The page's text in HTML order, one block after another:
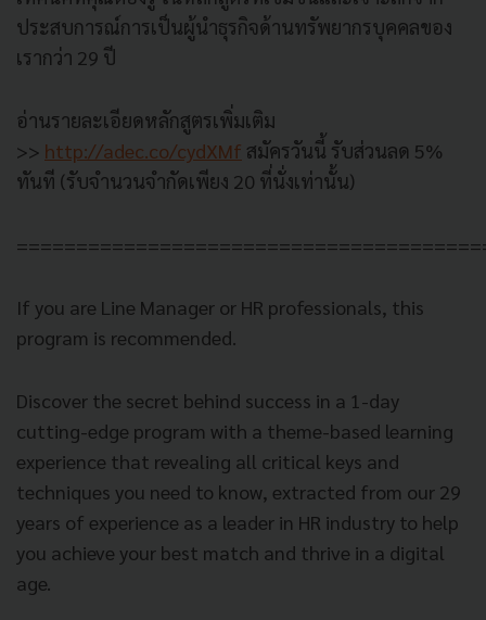
ประสบการณ์การเป็นผู้นำธุรกิจด้านทรัพยากรบุคคลของ
เรากว่า 29 ปี
อ่านรายละเอียดหลักสูตรเพิ่มเติม
>> http://adec.co/cydXMf สมัครวันนี้ รับส่วนลด 5%
ทันที (รับจำนวนจำกัดเพียง 20 ที่นั่งเท่านั้น)
If you are Line Manager or HR professionals, this
program is recommended.
Discover the secret behind success in a 1-day
cutting-edge program with a theme-based learning
experience that revealing all critical keys and
techniques you need to know, extracted from our 29
years of experience as a leader in HR industry to help
you achieve your best match and thrive in a digital
age.